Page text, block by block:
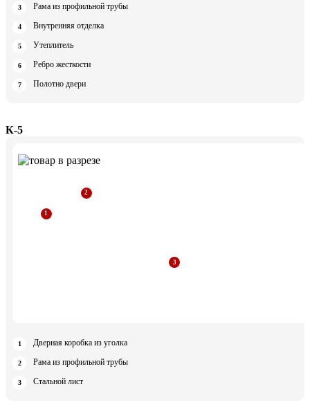
Рама из профильной трубы
Внутренняя отделка
Утеплитель
Ребро жесткости
Полотно двери
К-5
Дверная коробка из уголка
Рама из профильной трубы
Стальной лист